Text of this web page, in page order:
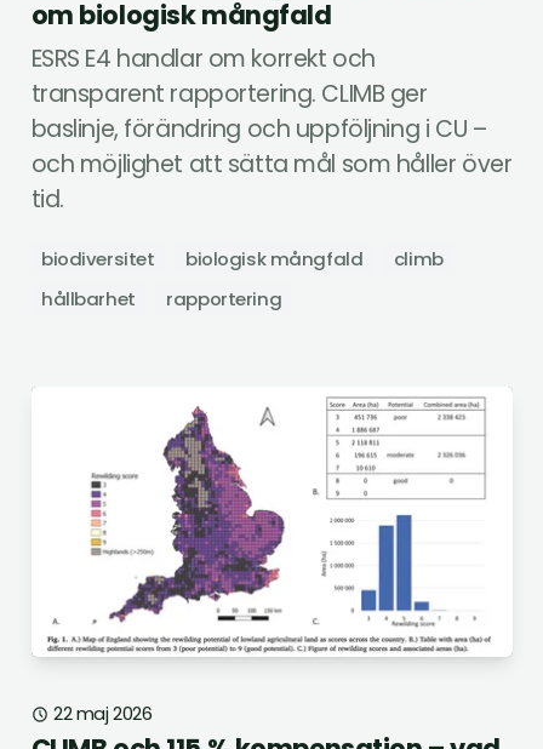
om biologisk mångfald
ESRS E4 handlar om korrekt och
transparent rapportering. CLIMB ger
baslinje, förändring och uppföljning i CU –
och möjlighet att sätta mål som håller över
tid.
biodiversitet biologisk mångfald
climb
hållbarhet
rapportering
22 maj 2026